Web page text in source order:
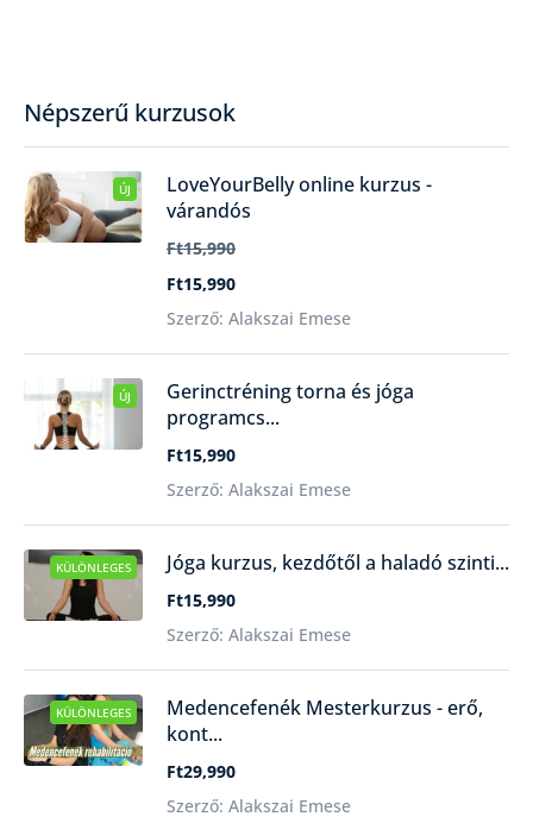
Népszerű kurzusok
ÚJ
LoveYourBelly online kurzus -
várandós
Ft15,990
Ft15,990
Szerző: Alakszai Emese
ÚJ
Gerinctréning torna és jóga
programcs...
Ft15,990
Szerző: Alakszai Emese
KÜLÖNLEGES Jóga kurzus, kezdőtől a haladó szinti...
Ft15,990
Szerző: Alakszai Emese
KÜLÖNLEGES
Medencefenék Mesterkurzus - erő,
kont...
Ft29,990
Szerző: Alakszai Emese